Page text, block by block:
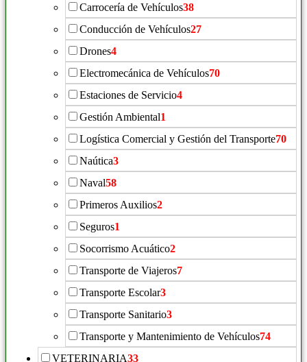
Carrocería de Vehículos38
Conducción de Vehículos27
Drones4
Electromecánica de Vehículos70
Estaciones de Servicio4
Gestión Ambiental1
Logística Comercial y Gestión del Transporte70
Naútica3
Naval58
Primeros Auxilios2
Seguros1
Socorrismo Acuático2
Transporte de Viajeros7
Transporte Escolar3
Transporte Sanitario3
Transporte y Mantenimiento de Vehículos74
VETERINARIA33